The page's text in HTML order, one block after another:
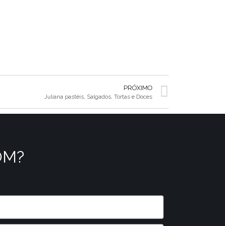
PRÓXIMO
Juliana pastéis, Salgados, Tortas e Doces